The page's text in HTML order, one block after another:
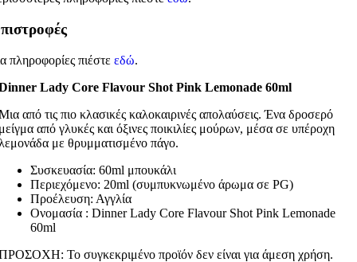
πληροφορίες πιέστε εδώ.
Lady Core Flavour Shot Pink Lemonade 60ml
από τις πιο κλασικές καλοκαιρινές απολαύσεις. Ένα δροσερό
από γλυκές και όξινες ποικιλίες μούρων, μέσα σε υπέροχη
με θρυμματισμένο πάγο.
Συσκευασία: 60ml μπουκάλι
Περιεχόμενο: 20ml (συμπυκνωμένο άρωμα σε PG)
Προέλευση: Αγγλία
Ονομασία : Dinner Lady Core Flavour Shot Pink Lemonade
60ml
Το συγκεκριμένο προϊόν δεν είναι για άμεση χρήση.